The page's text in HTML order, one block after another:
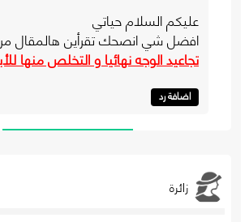
عليكم السلام حياتي
افضل شي انصحك تقرأين هالمقال
تجاعيد الوجه نهائيا و التخلص منها
اضافة رد
زائرة